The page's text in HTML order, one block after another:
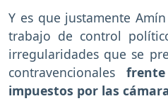
Y es que justamente
trabajo de control
irregularidades que se
contravencionales
impuestos por las